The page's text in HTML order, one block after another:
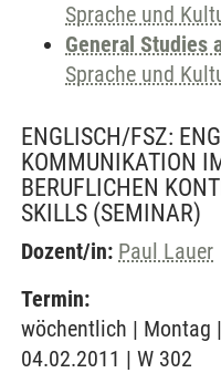
Sprache und
General Studies
Sprache und
ENGLISCH/FSZ:
KOMMUNIKATION
BERUFLICHEN
SKILLS (SEMINAR)
Dozent/in: Paul Lauer
Termin:
wöchentlich | Montag
04.02.2011 | W 302